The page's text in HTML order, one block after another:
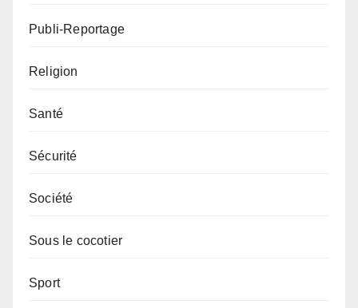
Publi-Reportage
Religion
Santé
Sécurité
Société
Sous le cocotier
Sport